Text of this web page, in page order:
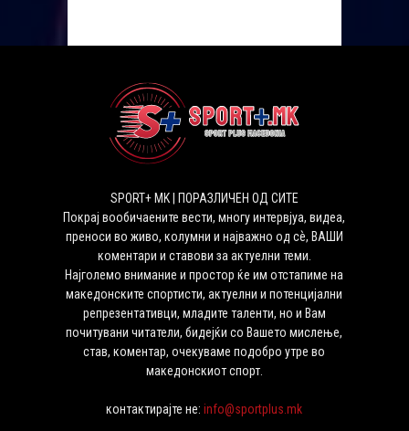
SPORT+ MK | ПОРАЗЛИЧЕН ОД СИТЕ
Покрај вообичаените вести, многу интервјуа, видеа,
преноси во живо, колумни и најважно од сѐ, ВАШИ
коментари и ставови за актуелни теми.
Најголемо внимание и простор ќе им отстапиме на
македонските спортисти, актуелни и потенцијални
репрезентативци, младите таленти, но и Вам
почитувани читатели, бидејќи со Вашето мислење,
став, коментар, очекуваме подобро утре во
македонскиот спорт.
контактирајте не:info@sportplus.mk